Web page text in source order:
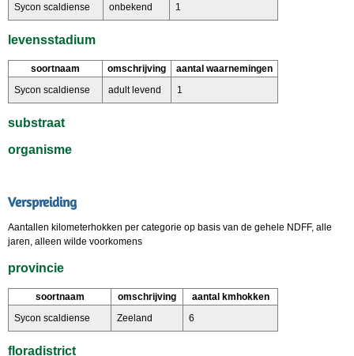
Sycon scaldiense
onbekend 1
levensstadium
soortnaam omschrijving
aantal waarnemingen
Sycon scaldiense
adult levend 1
substraat
organisme
Verspreiding
Aantallen kilometerhokken per categorie op basis van de gehele NDFF, alle
jaren, alleen wilde voorkomens
provincie
soortnaam omschrijving
aantal kmhokken
Sycon scaldiense
Zeeland 6
floradistrict